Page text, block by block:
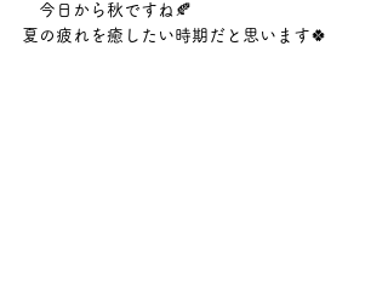
今日から秋ですね🍂
夏の疲れを癒したい時期だと思います🍀